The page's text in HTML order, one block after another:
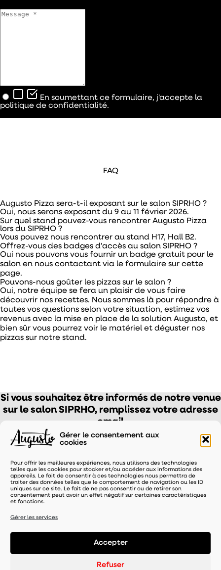
Gérer le consentement aux
cookies
Pour offrir les meilleures expériences, nous utilisons des technologies
telles que les cookies pour stocker et/ou accéder aux informations des
appareils. Le fait de consentir à ces technologies nous permettra de
traiter des données telles que le comportement de navigation ou les ID
uniques sur ce site. Le fait de ne pas consentir ou de retirer son
consentement peut avoir un effet négatif sur certaines caractéristiques
et fonctions.
Gérer les services
Accepter
Refuser
En soumettant ce formulaire, j'accepte la
politique de confidentialité.
FAQ
Augusto Pizza sera-t-il exposant sur le salon SIPRHO ?
Oui, nous serons exposant du 9 au 11 février 2026.
Sur quel stand pouvez-vous rencontrer Augusto Pizza
lors du SIPRHO ?
Vous pouvez nous rencontrer au stand H17, Hall B2.
Offrez-vous des badges d’accès au salon SIPRHO ?
Oui nous pouvons vous fournir un badge gratuit pour le
salon en nous contactant via le formulaire sur cette
page.
Pouvons-nous goûter les pizzas sur le salon ?
Oui, notre équipe se fera un plaisir de vous faire
découvrir nos recettes. Nous sommes là pour répondre à
toutes vos questions selon votre situation, estimez vos
revenus avec la mise en place de la solution Augusto, et
bien sûr vous pourrez voir le matériel et déguster nos
pizzas sur notre stand.
Si vous souhaitez être informés de notre venue
sur le salon SIPRHO, remplissez votre adresse
email
Mentions légales
-
Politique de confidentialité